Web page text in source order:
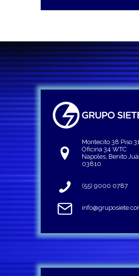
Montecito 38 Piso
Oficina 34 WTC
Napoles, Benito
03810
(55) 9000 0787